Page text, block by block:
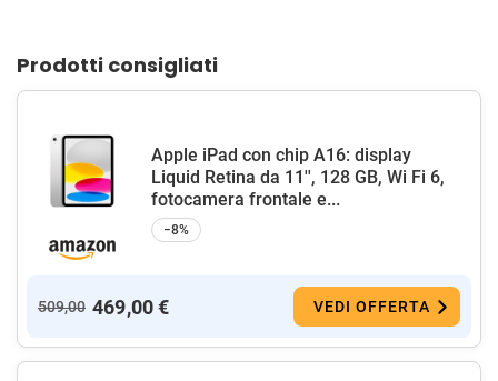
Prodotti consigliati
Apple iPad con chip A16: display
Liquid Retina da 11'', 128 GB, Wi Fi 6,
fotocamera frontale e...
−8%
509,00 469,00 € VEDI OFFERTA